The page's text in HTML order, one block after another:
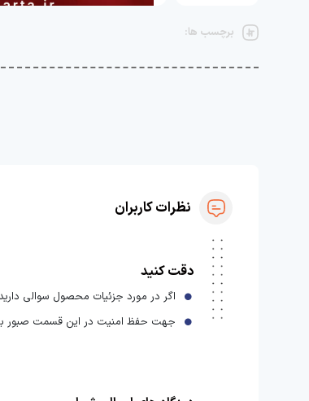
برچسب ها:
نظرات کاربران
دقت کنید
اگر در مورد جزئیات محصول سوالی
جهت حفظ امنیت در این قسمت صبور